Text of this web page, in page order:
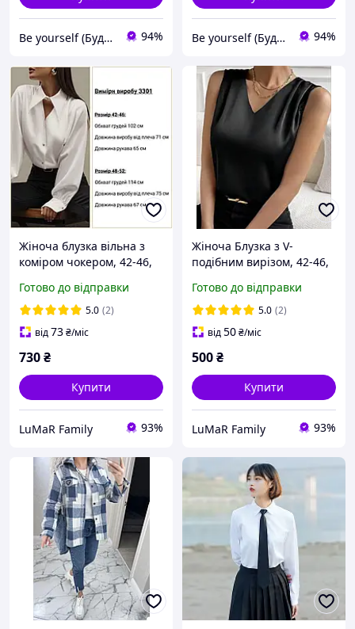
Be yourself (Будь собою) 94% Be yourself (Будь собою) 94%
Жіноча блузка вільна з
коміром чокером, 42-46,
Армані.
Готово до відправки
5.0 (2)
від73₴/міс
730₴
Купити
LuMaR Family 93%
Жіноча Блузка з V-
подібним вирізом, 42-46,
бургунді, шоколад, шовк
Армані.
Готово до відправки
5.0 (2)
від50₴/міс
500₴
Купити
LuMaR Family 93%